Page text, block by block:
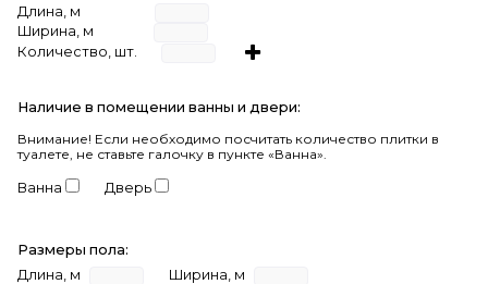
Длина, м
Ширина, м
Количество, шт.
Наличие в помещении ванны и двери:
Внимание! Если необходимо посчитать количество плитки в
туалете, не ставьте галочку в пункте «Ванна».
Ванна Дверь
Размеры пола:
Длина, м
Ширина, м